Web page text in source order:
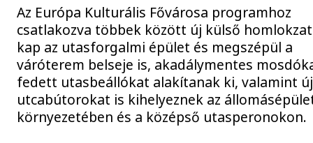
Az Európa Kulturális Fővárosa programhoz
csatlakozva többek között új külső
kap az utasforgalmi épület és megszépül a
váróterem belseje is, akadálymentes
fedett utasbeállókat alakítanak ki, valamint új
utcabútorokat is kihelyeznek az
környezetében és a középső utasperonokon.